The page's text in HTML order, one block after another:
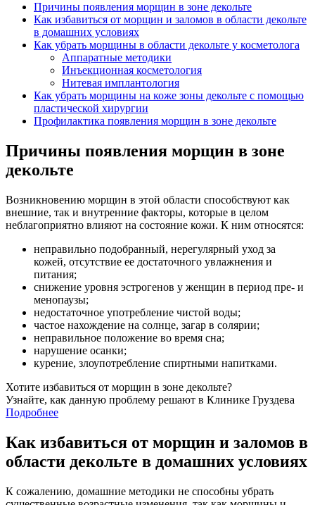
Причины появления морщин в зоне декольте
Как избавиться от морщин и заломов в области декольте
в домашних условиях
Как убрать морщины в области декольте у косметолога
Аппаратные методики
Инъекционная косметология
Нитевая имплантология
Как убрать морщины на коже зоны декольте с помощью
пластической хирургии
Профилактика появления морщин в зоне декольте
Причины появления морщин в зоне
декольте
Возникновению морщин в этой области способствуют как
внешние, так и внутренние факторы, которые в целом
неблагоприятно влияют на состояние кожи. К ним относятся:
неправильно подобранный, нерегулярный уход за
кожей, отсутствие ее достаточного увлажнения и
питания;
снижение уровня эстрогенов у женщин в период пре- и
менопаузы;
недостаточное употребление чистой воды;
частое нахождение на солнце, загар в солярии;
неправильное положение во время сна;
нарушение осанки;
курение, злоупотребление спиртными напитками.
Хотите избавиться от морщин в зоне декольте?
Узнайте, как данную проблему решают в Клинике Груздева
Подробнее
Как избавиться от морщин и заломов в
области декольте в домашних условиях
К сожалению, домашние методики не способны убрать